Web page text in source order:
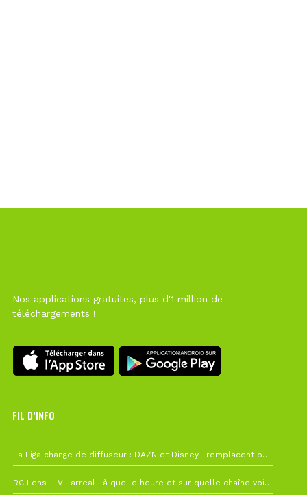
Nos applications gratuites, plus d'1 million de
téléchargements !
FIL D’INFO
La Liga change de diffuseur : DAZN et Disney+ remplacent beIN Sports !
RC Lens – Villarreal : à quelle heure et sur quelle chaîne voir la finale de la Como Cup ?